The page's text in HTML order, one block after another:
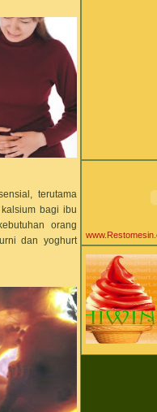
terutama
bagi ibu
orang
dan yoghurt
agen distributor
agen powder ice
Aiko Sarwosri
ala
alat pastry
alat peralatan
alat peralatan
alat peralatan
alergi susu
all about ice
aneka bahan
Aneka Khasiat
Yogurt